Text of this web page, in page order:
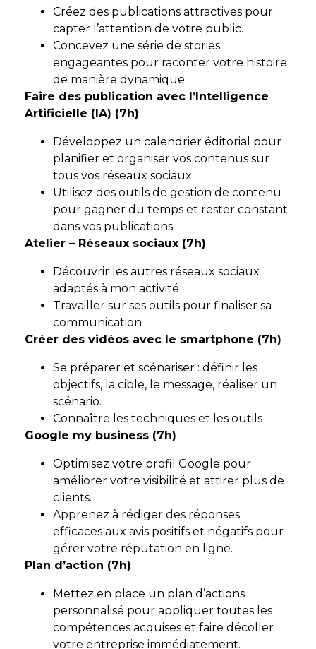
Créez des publications attractives pour
capter l’attention de votre public.
Concevez une série de stories
engageantes pour raconter votre histoire
de manière dynamique.
Faire des publication avec l’Intelligence
Artificielle (IA) (7h)
Développez un calendrier éditorial pour
planifier et organiser vos contenus sur
tous vos réseaux sociaux.
Utilisez des outils de gestion de contenu
pour gagner du temps et rester constant
dans vos publications.
Atelier – Réseaux sociaux (7h)
Découvrir les autres réseaux sociaux
adaptés à mon activité
Travailler sur ses outils pour finaliser sa
communication
Créer des vidéos avec le smartphone (7h)
Se préparer et scénariser : définir les
objectifs, la cible, le message, réaliser un
scénario.
Connaître les techniques et les outils
Google my business (7h)
Optimisez votre profil Google pour
améliorer votre visibilité et attirer plus de
clients.
Apprenez à rédiger des réponses
efficaces aux avis positifs et négatifs pour
gérer votre réputation en ligne.
Plan d’action (7h)
Mettez en place un plan d’actions
personnalisé pour appliquer toutes les
compétences acquises et faire décoller
votre entreprise immédiatement.